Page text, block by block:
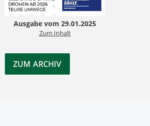
Ausgabe vom 29.01.2025
Zum Inhalt
ZUM ARCHIV